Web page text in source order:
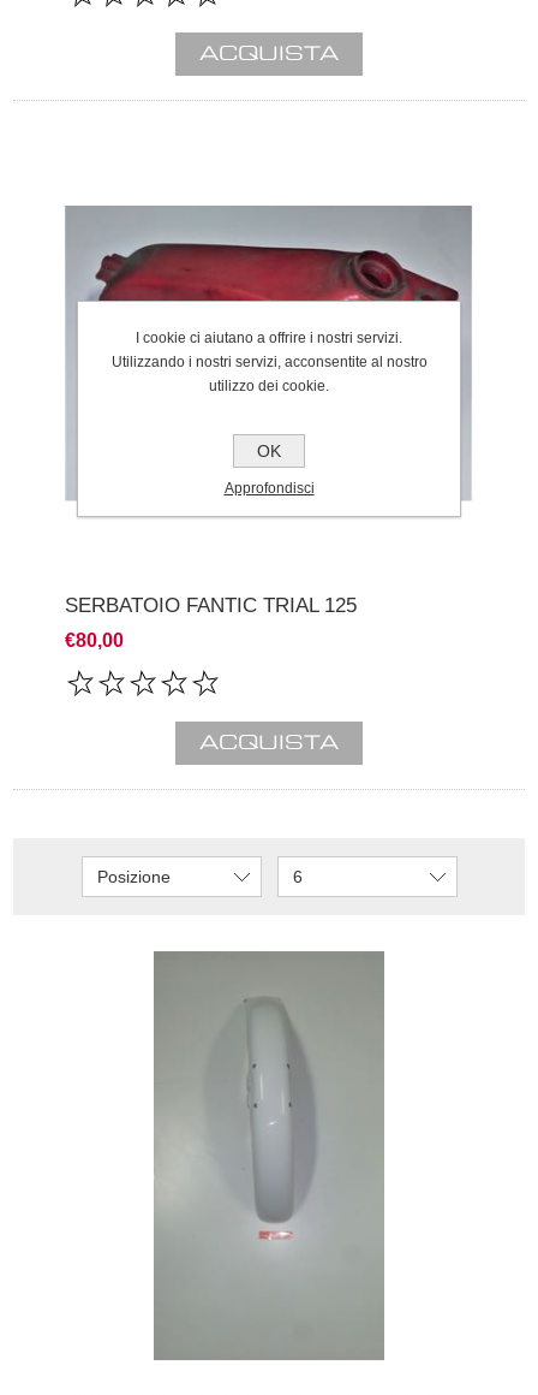
SERBATOIO FANTIC TRIAL 125
€80,00
Posizione 6
I cookie ci aiutano a offrire i nostri servizi.
Utilizzando i nostri servizi, acconsentite al nostro
utilizzo dei cookie.
OK
Approfondisci